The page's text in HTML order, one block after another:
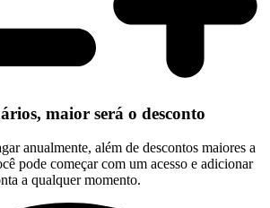
maior será o desconto
anualmente, além de descontos maiores a
pode começar com um acesso e adicionar
a qualquer momento.